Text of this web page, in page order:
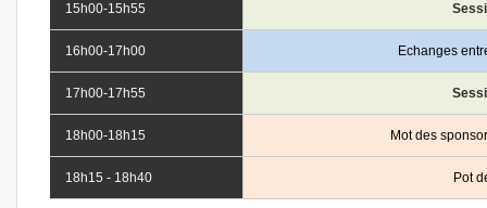
15h00-15h55
16h00-17h00 Echanges
17h00-17h55
18h00-18h15 Mot des
18h15 - 18h40 Pot